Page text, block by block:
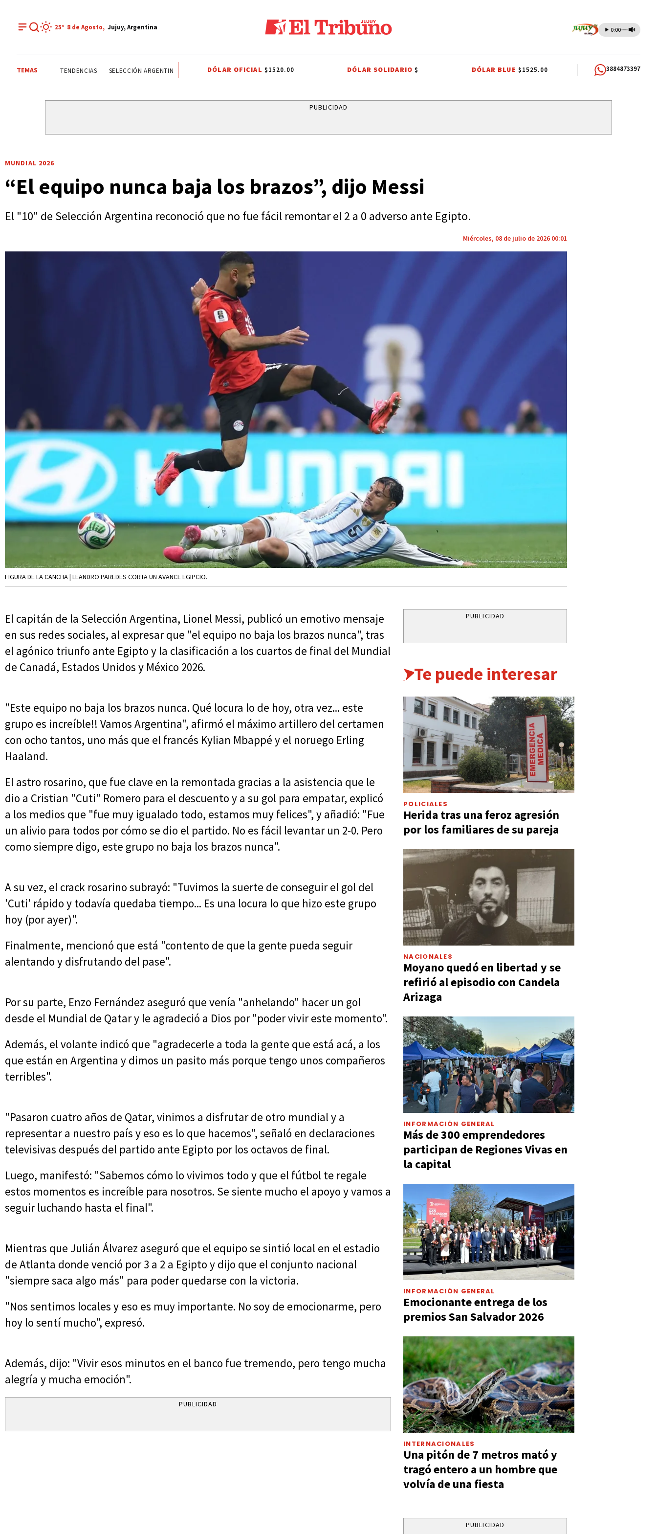
25° 8 de Agosto, Jujuy, Argentina 0:00
TEMAS EL TIEMPO EN JUJUY EFEMÉRIDES BRASIL TENDENCIAS SELECCIÓN ARGENTINA JORGE MESSI TENDENCIA GOBIERNO NACIONAL JORGE MESSI TUCUMAN
DÓLAR OFICIAL $1520.00 DÓLAR SOLIDARIO$ DÓLAR BLUE $1525.00 3884873397
PUBLICIDAD
MUNDIAL 2026
“El equipo nunca baja los brazos”, dijo Messi
El "10" de Selección Argentina reconoció que no fue fácil remontar el 2 a 0 adverso ante Egipto.
Miércoles, 08 de julio de 2026 00:01
FIGURA DE LA CANCHA | LEANDRO PAREDES CORTA UN AVANCE EGIPCIO.
El capitán de la Selección Argentina, Lionel Messi, publicó un emotivo mensaje
en sus redes sociales, al expresar que "el equipo no baja los brazos nunca", tras
el agónico triunfo ante Egipto y la clasificación a los cuartos de final del Mundial
de Canadá, Estados Unidos y México 2026.
"Este equipo no baja los brazos nunca. Qué locura lo de hoy, otra vez... este
grupo es increíble!! Vamos Argentina", afirmó el máximo artillero del certamen
con ocho tantos, uno más que el francés Kylian Mbappé y el noruego Erling
Haaland.
El astro rosarino, que fue clave en la remontada gracias a la asistencia que le
dio a Cristian "Cuti" Romero para el descuento y a su gol para empatar, explicó
a los medios que "fue muy igualado todo, estamos muy felices", y añadió: "Fue
un alivio para todos por cómo se dio el partido. No es fácil levantar un 2-0. Pero
como siempre digo, este grupo no baja los brazos nunca".
A su vez, el crack rosarino subrayó: "Tuvimos la suerte de conseguir el gol del
'Cuti' rápido y todavía quedaba tiempo... Es una locura lo que hizo este grupo
hoy (por ayer)".
Finalmente, mencionó que está "contento de que la gente pueda seguir
alentando y disfrutando del pase".
Por su parte, Enzo Fernández aseguró que venía "anhelando" hacer un gol
desde el Mundial de Qatar y le agradeció a Dios por "poder vivir este momento".
Además, el volante indicó que "agradecerle a toda la gente que está acá, a los
que están en Argentina y dimos un pasito más porque tengo unos compañeros
terribles".
"Pasaron cuatro años de Qatar, vinimos a disfrutar de otro mundial y a
representar a nuestro país y eso es lo que hacemos", señaló en declaraciones
televisivas después del partido ante Egipto por los octavos de final.
Luego, manifestó: "Sabemos cómo lo vivimos todo y que el fútbol te regale
estos momentos es increíble para nosotros. Se siente mucho el apoyo y vamos a
seguir luchando hasta el final".
Mientras que Julián Álvarez aseguró que el equipo se sintió local en el estadio
de Atlanta donde venció por 3 a 2 a Egipto y dijo que el conjunto nacional
"siempre saca algo más" para poder quedarse con la victoria.
"Nos sentimos locales y eso es muy importante. No soy de emocionarme, pero
hoy lo sentí mucho", expresó.
Además, dijo: "Vivir esos minutos en el banco fue tremendo, pero tengo mucha
alegría y mucha emoción".
PUBLICIDAD
PUBLICIDAD
Te puede interesar
POLICIALES
Herida tras una feroz agresión
por los familiares de su pareja
NACIONALES
Moyano quedó en libertad y se
refirió al episodio con Candela
Arizaga
INFORMACIÓN GENERAL
Más de 300 emprendedores
participan de Regiones Vivas en
la capital
INFORMACIÓN GENERAL
Emocionante entrega de los
premios San Salvador 2026
INTERNACIONALES
Una pitón de 7 metros mató y
tragó entero a un hombre que
volvía de una fiesta
PUBLICIDAD